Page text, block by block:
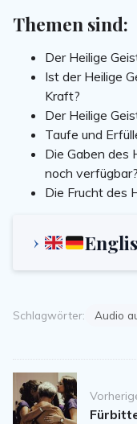
Themen sind:
Der Heilige
Ist der Heilige
Kraft?
Der Heilige
Taufe und
Die Gaben des
noch verfügbar?
Die Frucht des
Schlagwörter: Audio
Post
navigation